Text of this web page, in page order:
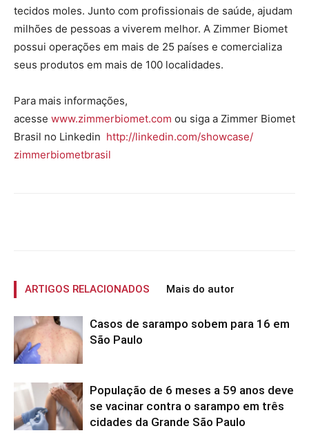
tecidos moles. Junto com profissionais de saúde, ajudam
milhões de pessoas a viverem melhor. A Zimmer Biomet
possui operações em mais de 25 países e comercializa
seus produtos em mais de 100 localidades.
Para mais informações,
acesse www.zimmerbiomet.com ou siga a Zimmer Biomet
Brasil no Linkedin http://linkedin.com/showcase/
zimmerbiometbrasil
ARTIGOS RELACIONADOS Mais do autor
Casos de sarampo sobem para 16 em
São Paulo
População de 6 meses a 59 anos deve
se vacinar contra o sarampo em três
cidades da Grande São Paulo